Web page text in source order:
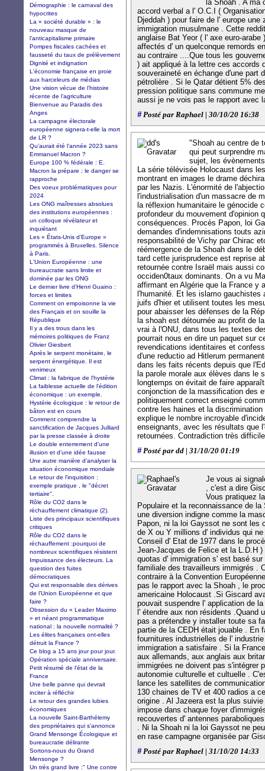
la Shoah . A ma
accord verbal a l' O.C.I (
Djeddah ) pour faire de l' europe
immigration musulmane . Cette
anglaise Bat Yeor ( l' axe euro-
affectés d' un quelconque remords
au contraire ....Que tous les
) ait appliqué à la lettre ces accords
souveraineté en échange d'une part
pétrolière . Si le Qatar détient 5%
pression politique sans commune
aussi je ne vois pas le rapport avec
#Posté par Raphael | 30/10/20 16:38
"Shoah au centre de
qui peut surprendre
sujet, les
La série télévisée Holocaust dans
montrant en images le drame
par les Nazis. L'énormité de
l'industrialisation d'un massacre de
la réflexion humanitaire le génocide
profondeur du mouvement d'opinion
conséquences. Procès Papon, loi
demandes d'indemnisations touts
responsabilité de Vichy par Chirac
réémergence de la Shoah dans le
tard cette jurisprudence est reprise
retournée contre Israël mais aussi
occiden0taux dominants. On a vu
affirmant en Algérie que la France y
l'humanité. Et les islamo
juifs d'hier et utilisent toutes les
pour abaisser les défenses de la
la shoah est détournée au profit de
vrai à l'ONU, dans tous les textes
pourrait nous en dire un paquet sur
revendications identitaires et
d'une reductio ad Hitlerum
dans les faits récents depuis que
la parole morale aux élèves dans le
longtemps on évitait de faire
conjonction de la massification des
politiquement correct enseigné
contre les haines et la
explique le nombre incroyable
enseignants, avec les résultats que
retournées. Contradiction très
#Posté par dd | 31/10/20 01:19
Je vous ai
, c'est a dire
Vous pratiquez
Populaire et la reconnaissance de
une diversion indigne comme la
Papon, ni la loi Gayssot ne sont les
de X ou Y millions d' individus qui
Conseil d' Etat de 1977 dans le
Jean-Jacques de Felice et la L.D.H
quotas d' immigration s' est basé
familiale des travailleurs immigrés .
contraire à la Convention
pas le rapport avec la Shoah , le
americaine Holocaust .Si Giscard
pouvait suspendre l' application de
l' étendre aux non résidents .Quand
pas a prétendre y installer toute sa
partie de la CEDH était jouable . En
fournitures industrielles de l'
immigration a satisfaire . Si la
aux allemands, aux anglais aux
immigrées ne doivent pas s'intégrer
autonomie culturelle et cultuelle .
lance les satellites de
130 chaines de TV et 400 radios a
origine . Al Jazeera est la plus
impose dans chaque foyer
recouvertes d' antennes
. Ni la Shoah ni la loi Gayssot ne
en rase campagne organisée par
#Posté par Raphael | 31/10/20 14:33
Démographie : le carnaval des
hypocrites
La « société durable » : le
nouveau masque de
l’anticapitalisme primaire
Pompes fiscales cachées et
fausseté du taux de prélèvement
Dignité et indignation
L'économie française en proie
aux harceleurs de médias
Une vision vécue de l’histoire
récente de l’agriculture
Bienvenue au Paradis des
Anges
La campagne électorale
européenne signera-t-elle la mort
de LR ?
Qu’aurait été l’année 2023 sans
Emmanuel Macron ?
Europe 100 % fédérale : E.
Macron la prépare ; le danger se
rapproche
Des voeux problématiques pour
2024
Les ONG maîtresses absolues
des institutions européennes :
un colloque révélateur et
inquiétant
Les « États-Unis d’Europe »
programmés à Bruxelles. Silence
à Paris.
L'Union Européenne : une
bureaucratie sans limite et
dominée par les ONG
Le dernier livre d’Henri Guaino :
forces et limites
Comment on empoisonne la vie
des Français et on souille la
République
Il y a des trous dans les
mémoires politiques de Franz
Olivier Giesbert
Après le serpent monétaire, le
serpent énergétique. Il est
venimeux
Climat : la fabrique de l'hystérie
La faiblesse actuelle de l'édition
économique : un exemple.
Hystérie écologique : le retour de
bâton est en cours
Comment comprendre la
sanctification de Jacques Julliard
par la presse classée à droite
Le double enterrement d'une
illusion et d'une idée fausse
Une autre manière d'analyser la
situation économique mondiale
Le retour de l'inquisition :
exemple pratique , le "décret
tertiaire".
Rôle du CO2 dans le
réchauffement climatique (2).
Liste des principaux scientifiques
critiques
Rôle du CO2 dans le
réchauffement :pourquoi de
nombreux scientifiques résistent
Impuissance des électeurs. La
question des fuites
démocratiques
Qui est responsable des dérives
de l’Union Européenne et que
faire ?
Obsession du « Leader Maximo
» et néant programmatique
national : la nouvelle normalité ?
Les élites françaises ont-elles
détruit la France ?
Ce blog a 15 ans jour pour jour.
Opération spéciale anniversaire.
Petit résumé de l'état de la
France
Une belle panne qui devrait
inciter à réfléchir
Le retour des grandes lubies
économiques
La nouvelle Saint-Barthélemy
des propriétaires qui s’annonce
Grand Mensonge Écologique et
bureaucratie délirante
Sortons-nous du Grand
Mensonge ?
Un très grand livre :" Une contre